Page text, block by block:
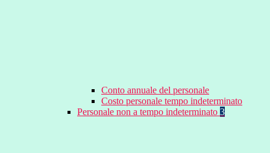
Conto annuale del personale
Costo personale tempo indeterminato
Personale non a tempo indeterminato 3